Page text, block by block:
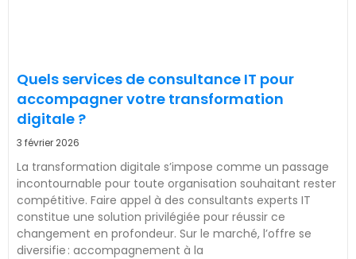
Quels services de consultance IT pour
accompagner votre transformation
digitale ?
3 février 2026
La transformation digitale s’impose comme un passage
incontournable pour toute organisation souhaitant rester
compétitive. Faire appel à des consultants experts IT
constitue une solution privilégiée pour réussir ce
changement en profondeur. Sur le marché, l’offre se
diversifie : accompagnement à la